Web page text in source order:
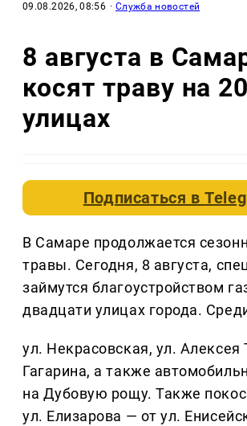
09.08.2026, 08:56 · Служба новостей
8 августа в
косят траву на 20
улицах
Подписаться в
В Самаре продолжается
травы. Сегодня, 8 августа,
займутся благоустройством
двадцати улицах города.
ул. Некрасовская, ул. Алексея
Гагарина, а также
на Дубовую рощу. Также
ул. Елизарова — от ул.